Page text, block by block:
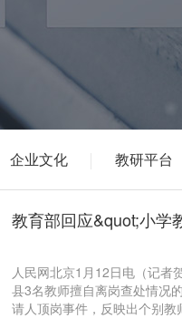
企业文化 教研平台
教育部回应&quot;小学
人民网北京1月12日电（记者
县3名教师擅自离岗查处情况
请人顶岗事件，反映出个别